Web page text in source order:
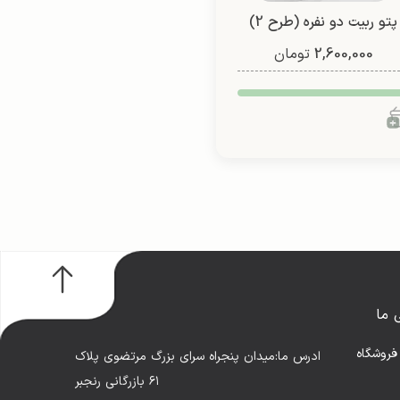
پتو ربیت دو نفره (طرح 2)
2,600,000 تومان
ما
ادرس ما:میدان پنجراه سرای بزرگ مرتضوی پلاک
۶۱ بازرگانی رنجبر